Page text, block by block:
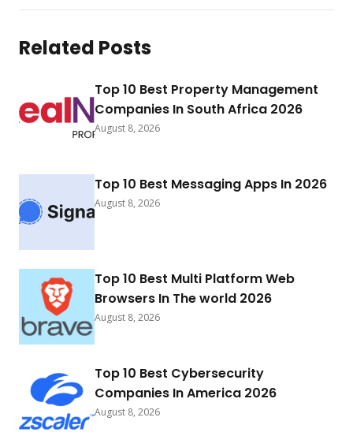
Related Posts
Top 10 Best Property Management
Companies In South Africa 2026
August 8, 2026
Top 10 Best Messaging Apps In 2026
August 8, 2026
Top 10 Best Multi Platform Web
Browsers In The world 2026
August 8, 2026
Top 10 Best Cybersecurity
Companies In America 2026
August 8, 2026